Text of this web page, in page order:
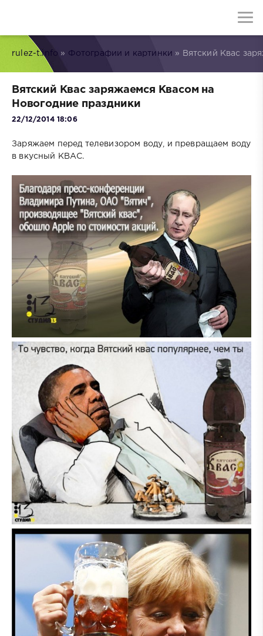
rulez-t.info » Фотографии и картинки » Вятский Квас
Вятский Квас заряжаемся Квасом на
Новогодние праздники
22/12/2014 18:06
Заряжаем перед телевизором воду, и превращаем воду
в вкусный КВАС.